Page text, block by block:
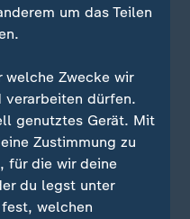
kein Spiel mehr für
spielt er zudem
Santos. Bei der WM
C auf
Die brasilianischen
2002 auf den
um das Teilen
welche Zwecke wir
verarbeiten dürfen.
genutztes Gerät. Mit
Zustimmung zu
für die wir deine
du legst unter
welchen